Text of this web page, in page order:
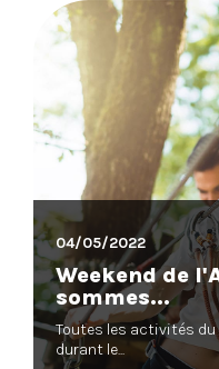
04/05/2022
Weekend de
sommes...
Toutes les activités
durant le...